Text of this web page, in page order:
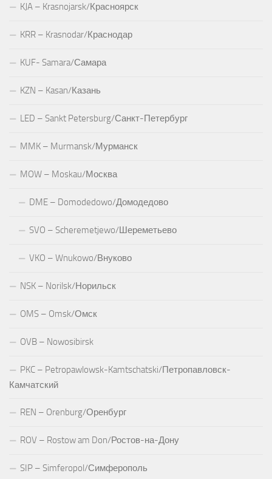
KJA – Krasnojarsk/Красноярск
KRR – Krasnodar/Краснодар
KUF- Samara/Самара
KZN – Kasan/Казань
LED – Sankt Petersburg/Санкт-Петербург
MMK – Murmansk/Мурманск
MOW – Moskau/Москва
DME – Domodedowo/Домодедово
SVO – Scheremetjewo/Шереметьево
VKO – Wnukowo/Внуково
NSK – Norilsk/Норильск
OMS – Omsk/Омск
OVB – Nowosibirsk
PKC – Petropawlowsk-Kamtschatski/Петропавловск-
Камчатский
REN – Orenburg/Оренбург
ROV – Rostow am Don/Ростов-на-Дону
SIP – Simferopol/Симферополь